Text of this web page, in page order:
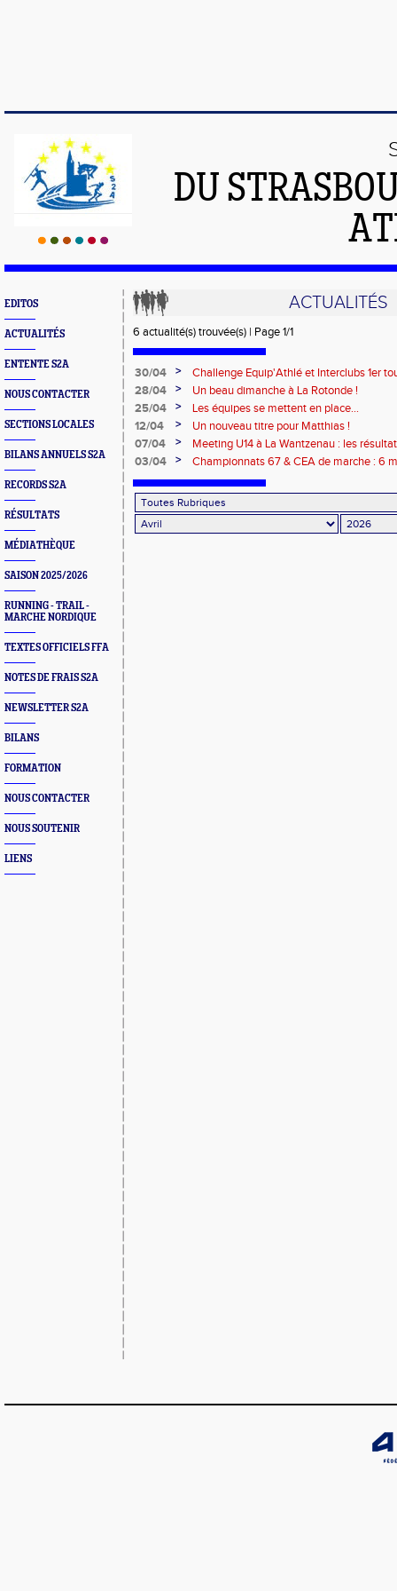
DU
EDITOS
ACTUALITÉS
ENTENTE S2A
NOUS CONTACTER
SECTIONS LOCALES
BILANS ANNUELS S2A
RECORDS S2A
RÉSULTATS
MÉDIATHÈQUE
SAISON 2025/2026
RUNNING - TRAIL -
MARCHE NORDIQUE
TEXTES OFFICIELS FFA
NOTES DE FRAIS S2A
NEWSLETTER S2A
BILANS
FORMATION
NOUS CONTACTER
NOUS SOUTENIR
LIENS
ACTUALITÉS
6 actualité(s) trouvée(s) | Page 1/1
30/04 >
Challenge Equip'Athlé et Interclubs 1er
28/04
>
Un beau dimanche à La Rotonde !
25/04
>
Les équipes se mettent en place...
12/04
>
Un nouveau titre pour Matthias !
07/04
>
Meeting U14 à La Wantzenau : les
03/04
>
Championnats 67 & CEA de marche : 6